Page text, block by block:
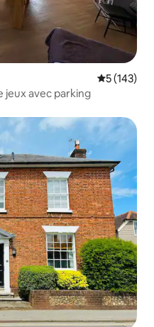
Évaluation
5 (143)
jeux avec parking